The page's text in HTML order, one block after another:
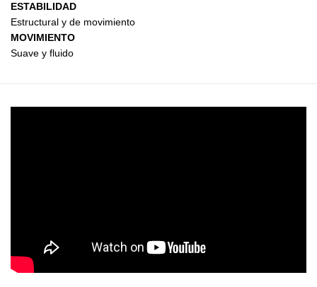
ESTABILIDAD
Estructural y de movimiento
MOVIMIENTO
Suave y fluido